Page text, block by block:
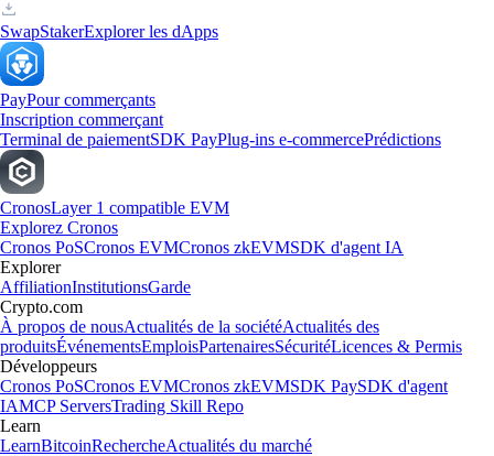
SwapStakerExplorer les dApps
PayPour commerçants
Inscription commerçant
Terminal de paiementSDK PayPlug-ins e-commercePrédictions
CronosLayer 1 compatible EVM
Explorez Cronos
Cronos PoSCronos EVMCronos zkEVMSDK d'agent IA
Explorer
AffiliationInstitutionsGarde
Crypto.com
À propos de nousActualités de la sociétéActualités des
produitsÉvénementsEmploisPartenairesSécuritéLicences & Permis
Développeurs
Cronos PoSCronos EVMCronos zkEVMSDK PaySDK d'agent
IAMCP ServersTrading Skill Repo
Learn
LearnBitcoinRechercheActualités du marché